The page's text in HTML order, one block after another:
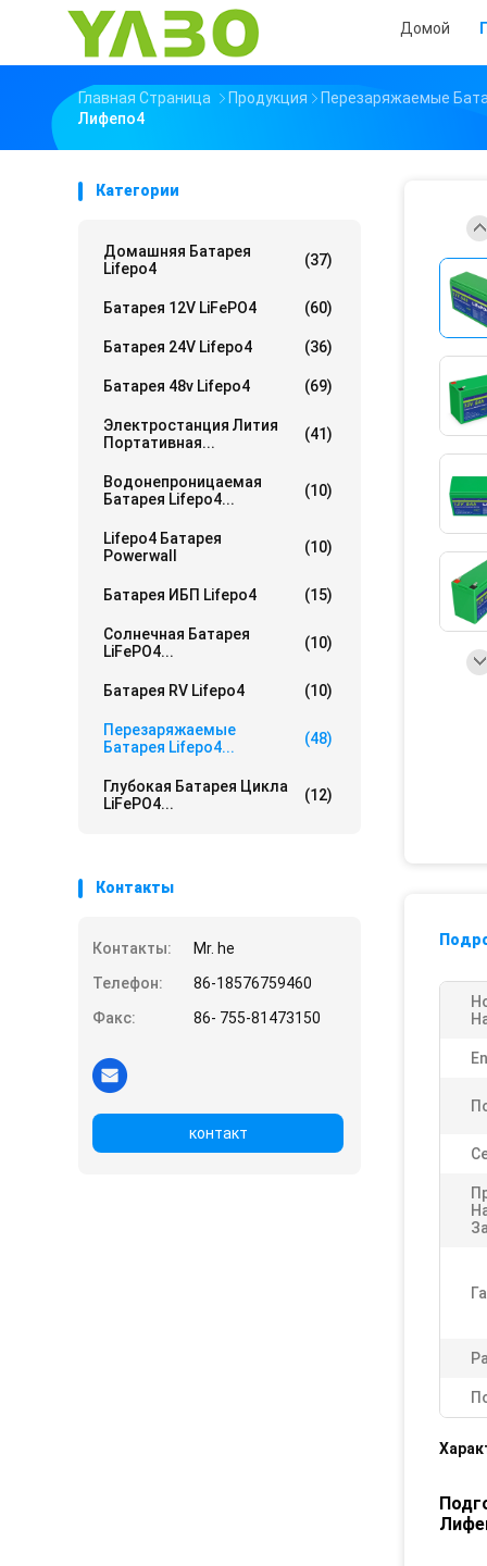
Домой
Главная Страница Продукция Перезаряжаемые
Лифепо4
Категории
Домашняя Батарея
Lifepo4
(37)
Батарея 12V LiFePO4 (60)
Батарея 24V Lifepo4 (36)
Батарея 48v Lifepo4 (69)
Электростанция Лития
Портативная...
(41)
Водонепроницаемая
Батарея Lifepo4...
(10)
Lifepo4 Батарея
Powerwall
(10)
Батарея ИБП Lifepo4 (15)
Солнечная Батарея
LiFePO4...
(10)
Батарея RV Lifepo4 (10)
Перезаряжаемые
Батарея Lifepo4...
(48)
Глубокая Батарея Цикла
LiFePO4...
(12)
Контакты
Контакты:
Mr. he
Телефон:
86-18576759460
Факс:
86- 755-81473150
контакт